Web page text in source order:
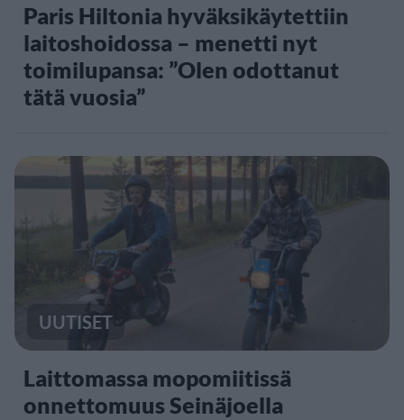
Paris Hiltonia hyväksikäytettiin
laitoshoidossa – menetti nyt
toimilupansa: ”Olen odottanut
tätä vuosia”
UUTISET
Laittomassa mopomiitissä
onnettomuus Seinäjoella